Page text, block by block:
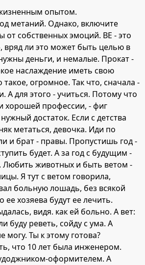
опытом.
метаний. Однако, включите
от собственных эмоций. ВЕ - это
вряд ли это может быть целью в
деньги, и немалые. Прокат -
наслаждение иметь свою
такое, огромное. Так что, сначала -
А для этого - учиться. Потому что
хорошей профессии, - фиг
достаток. Если с детства
метаться, девочка. Иди по
и брат - правы. Пропустишь год -
будет. А за год с будущим -
Любить животных и быть ветом -
Я тут с ветом говорила,
больную лошадь, без всякой
ее хозяева будут ее лечить.
видя. как ей больно. А вет:
буду реветь, сойду с ума. А
Ты к этому готова?
что 10 лет была инженером.
оформителем. А